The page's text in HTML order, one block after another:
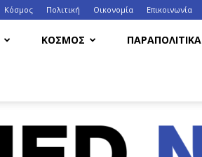
Κόσμος Πολιτική Οικονομία Eπικοινωνία
ΚΟΣΜΟΣ ΠΑΡΑΠΟΛΙΤΙΚΑ